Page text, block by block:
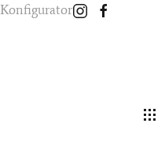
Konfigurator